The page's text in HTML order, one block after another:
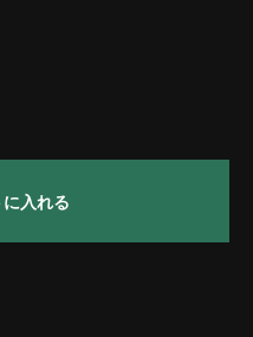
入れる